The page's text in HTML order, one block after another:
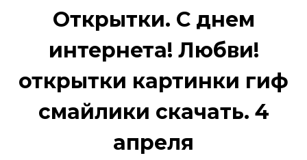
Открытки. С днем
интернета! Любви!
открытки картинки гиф
смайлики скачать. 4
апреля